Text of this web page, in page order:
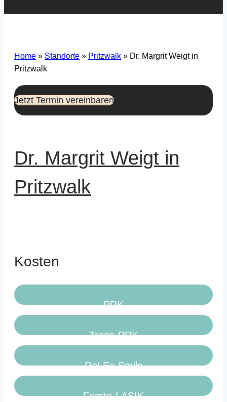
Home » Standorte » Pritzwalk » Dr. Margrit Weigt in
Pritzwalk
Jetzt Termin vereinbaren
Dr. Margrit Weigt in
Pritzwalk
Kosten
PRK
Trans-PRK
ReLEx-Smile
Femto-LASIK